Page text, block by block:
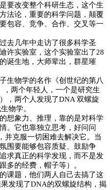
要改变整个科研生态，这个生
法论，重要的科学问题，颠覆
包容、竞争、合作、交叉等一
去几年中走访了很多科学圣
许实验室，这个实验室出了28
诞生地，大师辈出，群星璀
生物学的名作《创世纪的第八
，两个年轻人，一个是研究生
，两个人发现了DNA 双螺旋
物学。
想象力、推理，靠的是对科学
。它也靠独立思考，好问问
并克服一切困难去解决它。当
围要能够包容质疑、鼓励争
求真正的科学发现，而不是发
多的经费，帽子等）。
课题，他们两人自己去搞了这
发现了DNA的双螺旋结构，揭